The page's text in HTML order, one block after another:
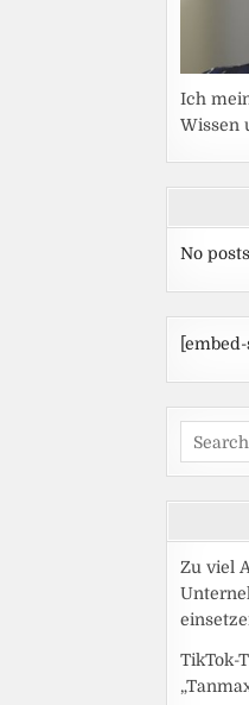
Ich
Wissen
No
Search
for:
Zu viel
TikTok-